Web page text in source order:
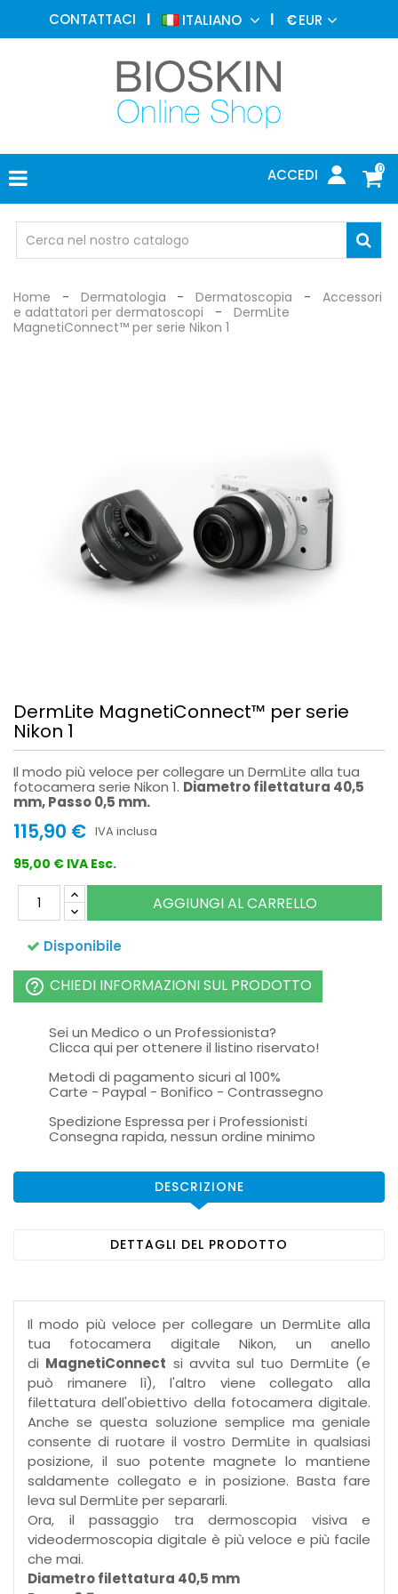
CONTATTACI ITALIANO €EUR
0
ACCEDI
MEDICINA
ESTETICA
DERMATOLOGIA
FOTOTERAPIA
ELETTROMEDICALI
MEDICO
OCCHIALI
DI
Home Dermatologia Dermatoscopia
Accessori
e adattatori per dermatoscopi
DermLite
MagnetiConnect™ per serie Nikon 1
DermLite MagnetiConnect™ per serie
Nikon 1
Il modo più veloce per collegare un DermLite alla tua
fotocamera serie Nikon 1. Diametro filettatura 40,5
mm, Passo 0,5 mm.
115,90 € IVA inclusa
95,00 € IVA Esc.
AGGIUNGI AL CARRELLO
Disponibile
help_outline CHIEDI INFORMAZIONI SUL PRODOTTO
Sei un Medico o un Professionista?
Clicca qui per ottenere il listino riservato!
Metodi di pagamento sicuri al 100%
Carte - Paypal - Bonifico - Contrassegno
Spedizione Espressa per i Professionisti
Consegna rapida, nessun ordine minimo
DESCRIZIONE
DETTAGLI DEL PRODOTTO
Il modo più veloce per collegare un DermLite alla
tua fotocamera digitale Nikon, un anello
di MagnetiConnect si avvita sul tuo DermLite (e
può rimanere lì), l'altro viene collegato alla
filettatura dell'obiettivo della fotocamera digitale.
Anche se questa soluzione semplice ma geniale
consente di ruotare il vostro DermLite in qualsiasi
posizione, il suo potente magnete lo mantiene
saldamente collegato e in posizione. Basta fare
leva sul DermLite per separarli.
Ora, il passaggio tra dermoscopia visiva e
videodermoscopia digitale è più veloce e più facile
che mai.
Diametro filettatura 40,5 mm